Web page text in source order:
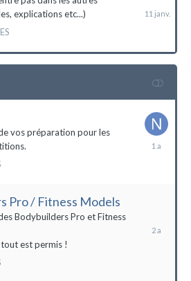
explications etc...)
vos préparation pour les
14
Pro / Fitness Models
Bodybuilders Pro et Fitness
est permis !
2021